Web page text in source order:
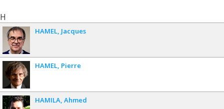
H
HAMEL Jacques
HAMEL Pierre
HAMILA Ahmed